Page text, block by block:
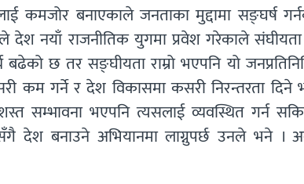
कमजोर बनाएकाले जनताका मुद्दामा सङ्घर्ष
देश नयाँ राजनीतिक युगमा प्रवेश गरेकाले संघीयता
बढेको छ तर सङ्घीयता राम्रो भएपनि यो
कम गर्ने र देश विकासमा कसरी निरन्तरता दिने
सम्भावना भएपनि त्यसलाई व्यवस्थित गर्न
देश बनाउने अभियानमा लाग्नुपर्छ उनले भने ।